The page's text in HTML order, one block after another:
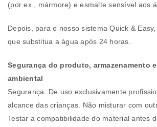
(por ex., mármore) e esmalte sensível aos
Depois, para o nosso sistema Quick &
que substitua a água após 24 horas.
Segurança do produto, armazenamento
ambiental
Segurança: De uso exclusivamente
alcance das crianças. Não misturar com
Testar a compatibilidade do material antes